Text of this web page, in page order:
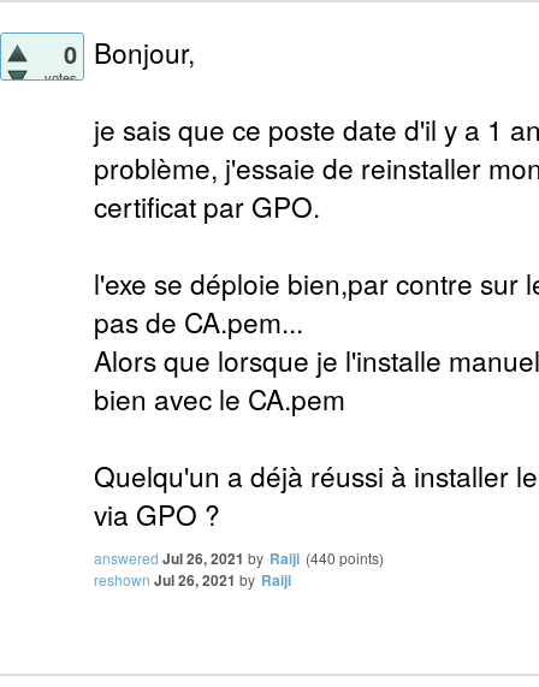
0
votes
Bonjour,
je sais que ce poste date d'il y a 1
problème, j'essaie de reinstaller
certificat par GPO.
l'exe se déploie bien,par contre sur
pas de CA.pem...
Alors que lorsque je l'installe
bien avec le CA.pem
Quelqu'un a déjà réussi à installer
via GPO ?
answered Jul 26, 2021 by Raiji (440 points)
reshown Jul 26, 2021 by Raiji